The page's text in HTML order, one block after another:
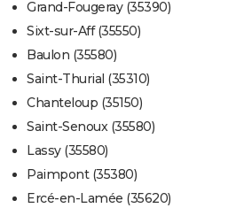
Grand-Fougeray (35390)
Sixt-sur-Aff (35550)
Baulon (35580)
Saint-Thurial (35310)
Chanteloup (35150)
Saint-Senoux (35580)
Lassy (35580)
Paimpont (35380)
Ercé-en-Lamée (35620)